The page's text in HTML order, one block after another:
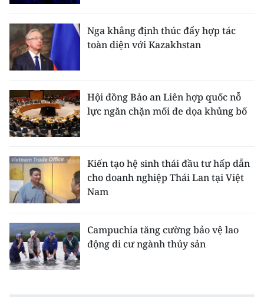
Nga khẳng định thúc đẩy hợp tác
toàn diện với Kazakhstan
Hội đồng Bảo an Liên hợp quốc nỗ
lực ngăn chặn mối đe dọa khủng bố
Kiến tạo hệ sinh thái đầu tư hấp dẫn
cho doanh nghiệp Thái Lan tại Việt
Nam
Campuchia tăng cường bảo vệ lao
động di cư ngành thủy sản